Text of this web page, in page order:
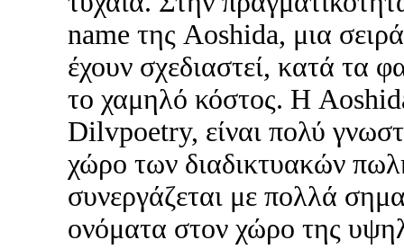
name της Aoshida, μια
έχουν σχεδιαστεί, κατά τα
το χαμηλό κόστος. Η
Dilvpoetry, είναι πολύ
χώρο των διαδικτυακών
συνεργάζεται με πολλά
ονόματα στον χώρο της